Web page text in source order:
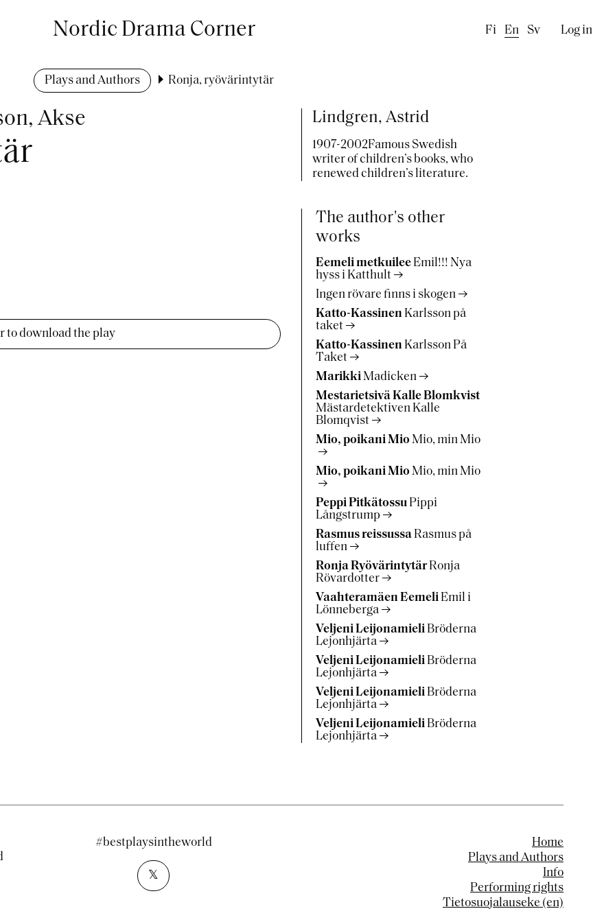
Nordic Drama Corner Fi En Sv Log in
Plays and Authors Ronja, ryövärintytär
Akse
to download the play
Lindgren, Astrid
1907-2002Famous Swedish
writer of children’s books, who
renewed children’s literature.
The author's other
works
Eemeli metkuilee Emil!!! Nya
hyss i Katthult
Ingen rövare finns i skogen
Katto-Kassinen Karlsson på
taket
Katto-Kassinen Karlsson På
Taket
MarikkiMadicken
Mestarietsivä Kalle Blomkvist
Mästardetektiven Kalle
Blomqvist
Mio, poikani MioMio, min Mio
Mio, poikani MioMio, min Mio
Peppi Pitkätossu Pippi
Långstrump
Rasmus reissussa Rasmus på
luffen
Ronja Ryövärintytär Ronja
Rövardotter
Vaahteramäen Eemeli Emil i
Lönneberga
Veljeni Leijonamieli Bröderna
Lejonhjärta
Veljeni Leijonamieli Bröderna
Lejonhjärta
Veljeni Leijonamieli Bröderna
Lejonhjärta
Veljeni Leijonamieli Bröderna
Lejonhjärta
Home
Plays and Authors
Info
Performing rights
Tietosuojalauseke (en)
#bestplaysintheworld
𝕏